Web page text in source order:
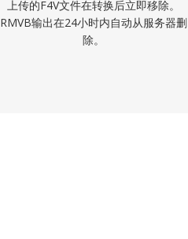
上传的F4V文件在转换后立即移除。
RMVB输出在24小时内自动从服务器删
除。